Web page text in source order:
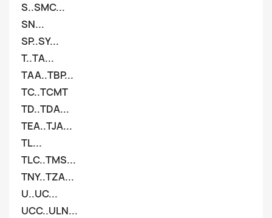
S..SMC...
SN...
SP..SY...
T..TA...
TAA..TBP...
TC..TCMT
TD..TDA...
TEA..TJA...
TL...
TLC..TMS...
TNY..TZA...
U..UC...
UCC..ULN...